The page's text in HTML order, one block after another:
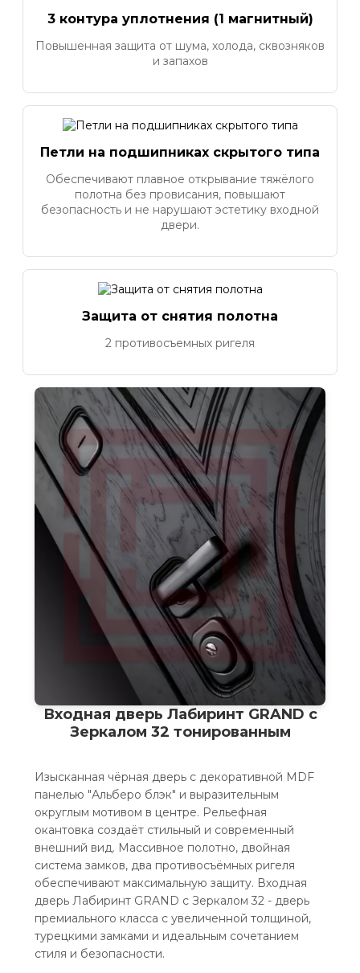
3 контура уплотнения (1 магнитный)
Повышенная защита от шума, холода, сквозняков
и запахов
Петли на подшипниках скрытого типа
Обеспечивают плавное открывание тяжёлого
полотна без провисания, повышают
безопасность и не нарушают эстетику входной
двери.
Защита от снятия полотна
2 противосъемных ригеля
Входная дверь Лабиринт GRAND с
Зеркалом 32 тонированным
Изысканная чёрная дверь с декоративной MDF
панелью "Альберо блэк" и выразительным
округлым мотивом в центре. Рельефная
окантовка создаёт стильный и современный
внешний вид. Массивное полотно, двойная
система замков, два противосъёмных ригеля
обеспечивают максимальную защиту. Входная
дверь Лабиринт GRAND с Зеркалом 32 - дверь
премиального класса с увеличенной толщиной,
турецкими замками и идеальным сочетанием
стиля и безопасности.